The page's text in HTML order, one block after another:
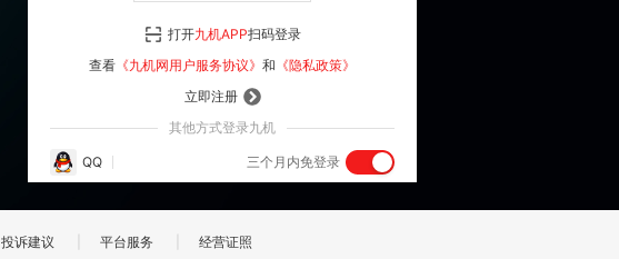
登 录
立即注册
其他方式登录九机
QQ 三个月内免登录
打开九机APP扫码登录
查看 《九机网用户服务协议》 和 《隐私政策》
投诉建议 平台服务 经营证照